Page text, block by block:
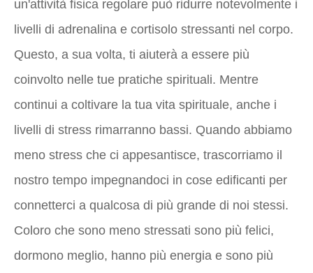
un'attività fisica regolare può ridurre notevolmente i
livelli di adrenalina e cortisolo stressanti nel corpo.
Questo, a sua volta, ti aiuterà a essere più
coinvolto nelle tue pratiche spirituali. Mentre
continui a coltivare la tua vita spirituale, anche i
livelli di stress rimarranno bassi. Quando abbiamo
meno stress che ci appesantisce, trascorriamo il
nostro tempo impegnandoci in cose edificanti per
connetterci a qualcosa di più grande di noi stessi.
Coloro che sono meno stressati sono più felici,
dormono meglio, hanno più energia e sono più